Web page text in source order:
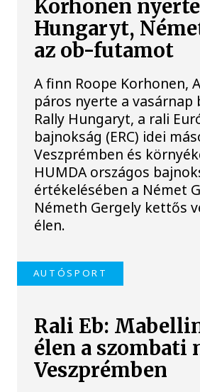
Korhonen
Hungaryt,
az ob-futamot
A finn Roope Korhonen,
páros nyerte a
Rally Hungaryt, a rali
bajnokság (ERC) idei
Veszprémben és
HUMDA országos
értékelésében a Német
Németh Gergely kettős
élen.
AUTÓSPORT
Rali Eb:
élen a szombati
Veszprémben